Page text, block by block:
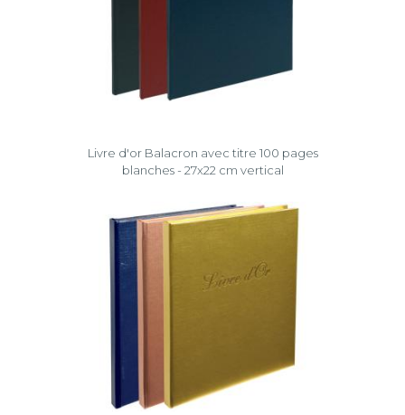
Livre d'or Balacron avec titre 100 pages
blanches - 27x22 cm vertical